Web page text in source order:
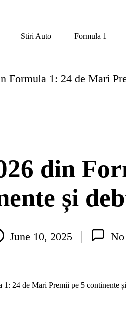
Stiri Auto Formula 1
Formula 1: 24 de Mari
din
și
June 10, 2025